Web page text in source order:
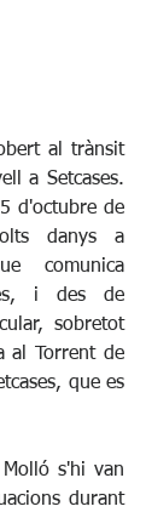
al trànsit
a Setcases.
d'octubre de
danys a
comunica
i des de
sobretot
al Torrent de
que es
s'hi van
durant